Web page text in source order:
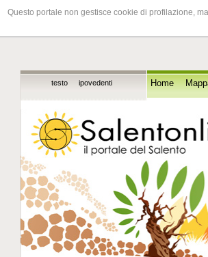
Questo portale non gestisce cookie di profilazione,
testo ipovedenti Home